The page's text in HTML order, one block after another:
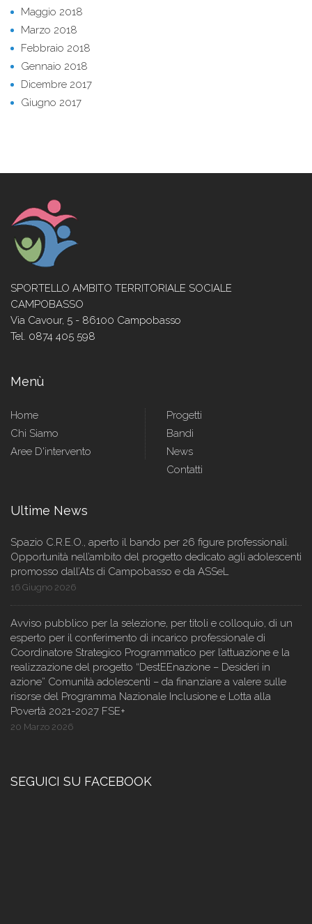
Maggio 2018
Marzo 2018
Febbraio 2018
Gennaio 2018
Dicembre 2017
Giugno 2017
SPORTELLO AMBITO TERRITORIALE SOCIALE
CAMPOBASSO
Via Cavour, 5 - 86100 Campobasso
Tel. 0874 405 598
Menù
Home
Chi Siamo
Aree D'intervento
Progetti
Bandi
News
Contatti
Ultime News
Spazio C.R.E.O., aperto il bando per 26 figure professionali.
Opportunità nell’ambito del progetto dedicato agli adolescenti
promosso dall’Ats di Campobasso e da ASSeL
16 Giugno 2026
Avviso pubblico per la selezione, per titoli e colloquio, di un
esperto per il conferimento di incarico professionale di
Coordinatore Strategico Programmatico per l’attuazione e la
realizzazione del progetto “DestEEnazione – Desideri in
azione” Comunità adolescenti – da finanziare a valere sulle
risorse del Programma Nazionale Inclusione e Lotta alla
Povertà 2021-2027 FSE+
20 Marzo 2026
SEGUICI SU FACEBOOK